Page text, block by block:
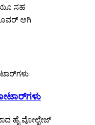
ಸಹ
ಆಗಿ
ಹೈ ವೋಲ್ಟೇಜ್